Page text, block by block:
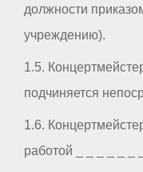
должности
учреждению).
1.5.
подчиняется
1.6.
работой _ _ _ _ _ _